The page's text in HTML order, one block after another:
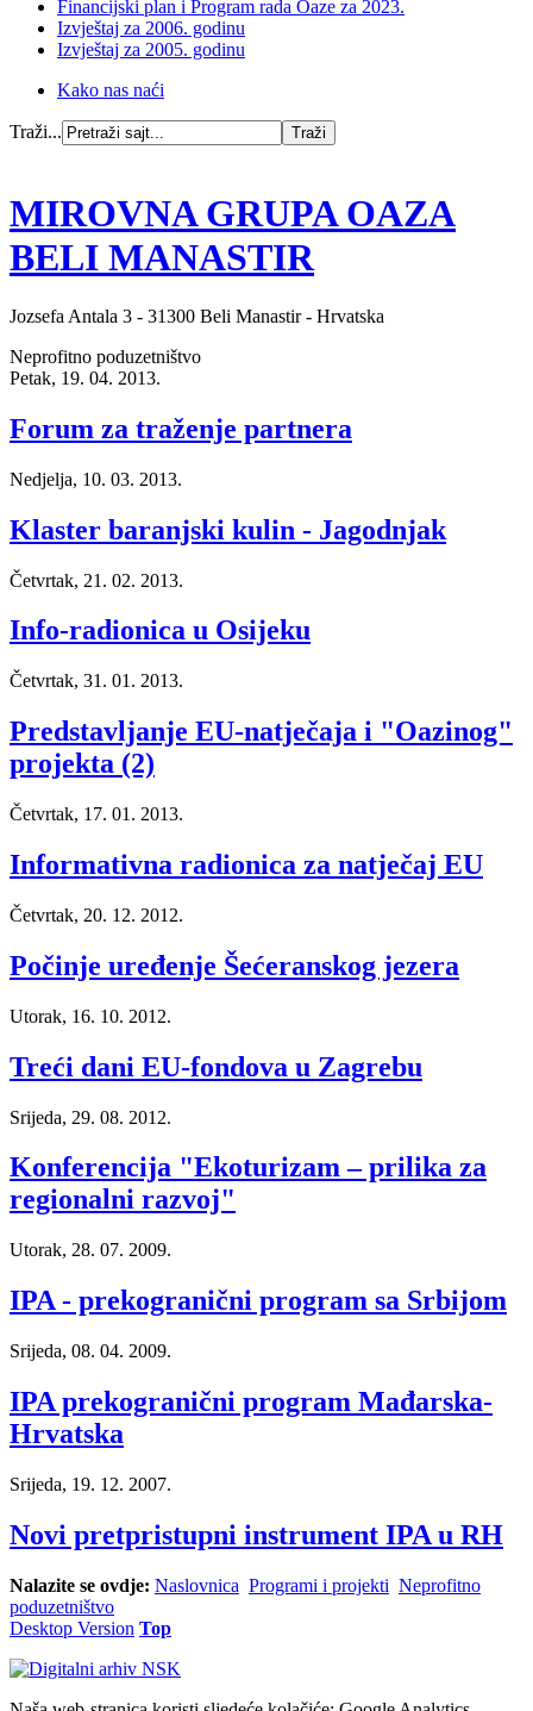
Financijski plan i Program rada Oaze za 2023.
Izvještaj za 2006. godinu
Izvještaj za 2005. godinu
Kako nas naći
Traži...
MIROVNA GRUPA OAZA
BELI MANASTIR
Jozsefa Antala 3 - 31300 Beli Manastir - Hrvatska
Neprofitno poduzetništvo
Petak, 19. 04. 2013.
Forum za traženje partnera
Nedjelja, 10. 03. 2013.
Klaster baranjski kulin - Jagodnjak
Četvrtak, 21. 02. 2013.
Info-radionica u Osijeku
Četvrtak, 31. 01. 2013.
Predstavljanje EU-natječaja i "Oazinog"
projekta (2)
Četvrtak, 17. 01. 2013.
Informativna radionica za natječaj EU
Četvrtak, 20. 12. 2012.
Počinje uređenje Šećeranskog jezera
Utorak, 16. 10. 2012.
Treći dani EU-fondova u Zagrebu
Srijeda, 29. 08. 2012.
Konferencija "Ekoturizam – prilika za
regionalni razvoj"
Utorak, 28. 07. 2009.
IPA - prekogranični program sa Srbijom
Srijeda, 08. 04. 2009.
IPA prekogranični program Mađarska-
Hrvatska
Srijeda, 19. 12. 2007.
Novi pretpristupni instrument IPA u RH
Nalazite se ovdje: Naslovnica Programi i projekti Neprofitno
poduzetništvo
Desktop Version Top